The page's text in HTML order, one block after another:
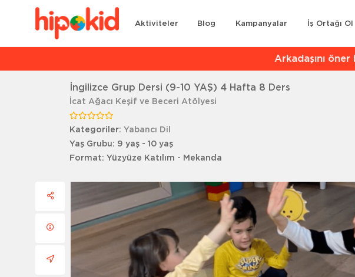
Aktiviteler Blog Kampanyalar İş Ortağı Ol
Arkadaşını öner
İngilizce Grup Dersi (9-10 YAŞ) 4 Hafta 8 Ders
İcat Ağacı Keşif ve Beceri Atölyesi
Kategoriler: Yabancı Dil
Yaş Grubu: 9 yaş - 10 yaş
Format: Yüzyüze Katılım - Mekanda